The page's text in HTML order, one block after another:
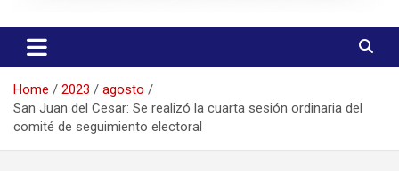
Gente Cultura y Pueblo
Home 2023
agosto
San Juan del Cesar: Se realizó la cuarta sesión ordinaria del
comité de seguimiento electoral